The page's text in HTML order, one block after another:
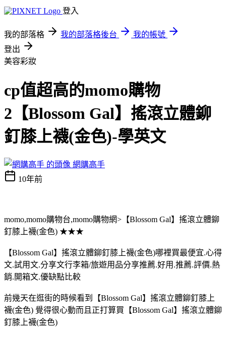
登入
我的部落格 我的部落格後台
我的帳號
登出
美容彩妝
cp值超高的momo購物
2【Blossom Gal】搖滾立體鉚
釘膝上襪(金色)-學英文
網購高手
10年前
momo,momo購物台,momo購物網>【Blossom Gal】搖滾立體鉚
釘膝上襪(金色) ★★★
【Blossom Gal】搖滾立體鉚釘膝上襪(金色)哪裡買最便宜.心得
文.試用文.分享文行李箱/旅遊用品分享推薦.好用.推薦.評價.熱
銷.開箱文.優缺點比較
前幾天在逛街的時候看到【Blossom Gal】搖滾立體鉚釘膝上
襪(金色) 覺得很心動而且正打算買【Blossom Gal】搖滾立體鉚
釘膝上襪(金色)